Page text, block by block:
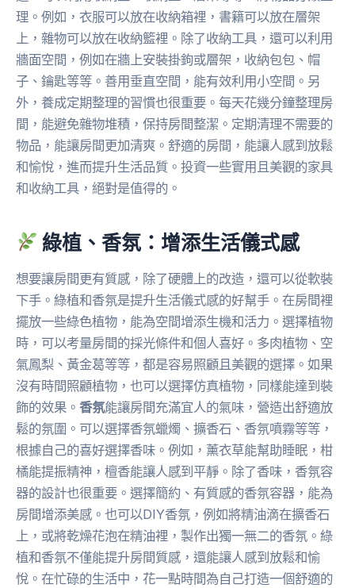
理。例如，衣服可以放在收納箱裡，書籍可以放在層架
上，雜物可以放在收納籃裡。除了收納工具，還可以利用
牆面空間，例如在牆上安裝掛鉤或層架，收納包包、帽
子、鑰匙等等。善用垂直空間，能有效利用小空間。另
外，養成定期整理的習慣也很重要。每天花幾分鐘整理房
間，能避免雜物堆積，保持房間整潔。定期清理不需要的
物品，能讓房間更加清爽。舒適的房間，能讓人感到放鬆
和愉悅，進而提升生活品質。投資一些實用且美觀的家具
和收納工具，絕對是值得的。
綠植、香氛：增添生活儀式感
想要讓房間更有質感，除了硬體上的改造，還可以從軟裝
下手。綠植和香氛是提升生活儀式感的好幫手。在房間裡
擺放一些綠色植物，能為空間增添生機和活力。選擇植物
時，可以考量房間的採光條件和個人喜好。多肉植物、空
氣鳳梨、黃金葛等等，都是容易照顧且美觀的選擇。如果
沒有時間照顧植物，也可以選擇仿真植物，同樣能達到裝
飾的效果。 香氛能讓房間充滿宜人的氣味，營造出舒適放
鬆的氛圍。可以選擇香氛蠟燭、擴香石、香氛噴霧等等，
根據自己的喜好選擇香味。例如，薰衣草能幫助睡眠，柑
橘能提振精神，檀香能讓人感到平靜。除了香味，香氛容
器的設計也很重要。選擇簡約、有質感的香氛容器，能為
房間增添美感。也可以DIY香氛，例如將精油滴在擴香石
上，或將乾燥花泡在精油裡，製作出獨一無二的香氛。綠
植和香氛不僅能提升房間質感，還能讓人感到放鬆和愉
悅。在忙碌的生活中，花一點時間為自己打造一個舒適的